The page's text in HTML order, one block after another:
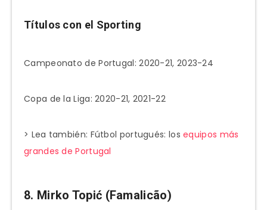
Títulos con el Sporting
Campeonato de Portugal: 2020-21, 2023-24
Copa de la Liga: 2020-21, 2021-22
> Lea también: Fútbol portugués: losequipos más
grandes de Portugal
8. Mirko Topić (Famalicão)